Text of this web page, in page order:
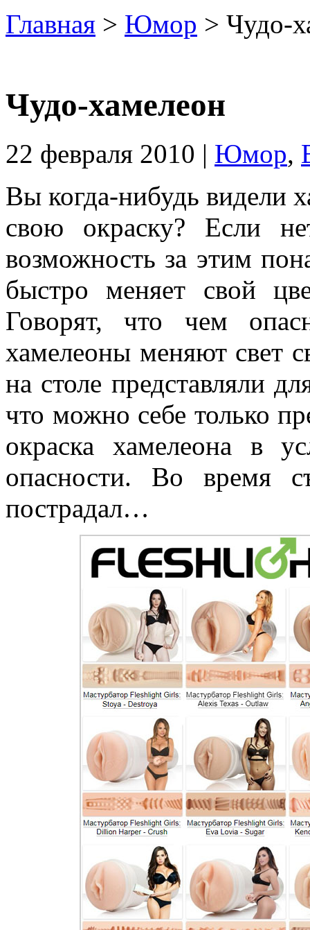
Главная > Юмор > Чудо-
Чудо-хамелеон
22 февраля 2010 | Юмор,
Вы когда-нибудь видели
свою окраску? Если
возможность за этим
быстро меняет свой
Говорят, что чем
хамелеоны меняют свет
на столе представляли
что можно себе только
окраска хамелеона в
опасности. Во время
пострадал…